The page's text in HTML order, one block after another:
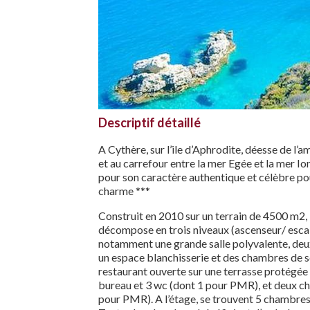
Descriptif détaillé
A Cythère, sur l’ile d’Aphrodite, déesse de
et au carrefour entre la mer Egée et la mer
pour son caractère authentique et célèbre
charme ***
Construit en 2010 sur un terrain de 4500
décompose en trois niveaux (ascenseur/
notamment une grande salle polyvalente,
un espace blanchisserie et des chambres de
restaurant ouverte sur une terrasse
bureau et 3 wc (dont 1 pour PMR), et deux
pour PMR). A l’étage, se trouvent 5